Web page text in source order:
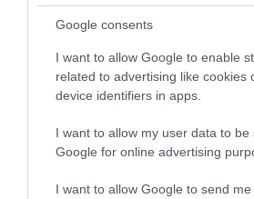
Google consents
I want to allow Google to enable
related to advertising like cookies
device identifiers in apps.
I want to allow my user data to be
Google for online advertising
I want to allow Google to send me
Ha hasznosnak találod az oldalt
kérlek,segítsd egy megosztással